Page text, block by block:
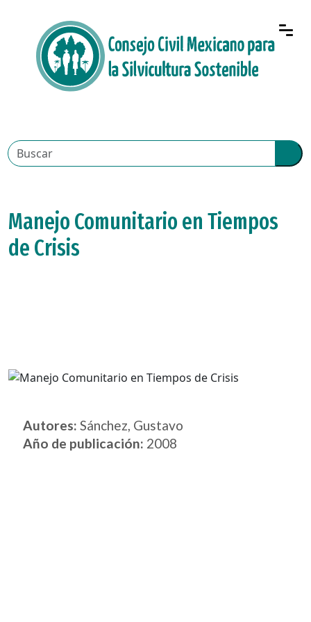
Manejo Comunitario en Tiempos
de Crisis
Autores: Sánchez, Gustavo
Año de publicación: 2008